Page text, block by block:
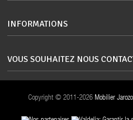
INFORMATIONS
VOUS SOUHAITEZ NOUS
Copyright © 2011-2026 Mobilier Jarozo